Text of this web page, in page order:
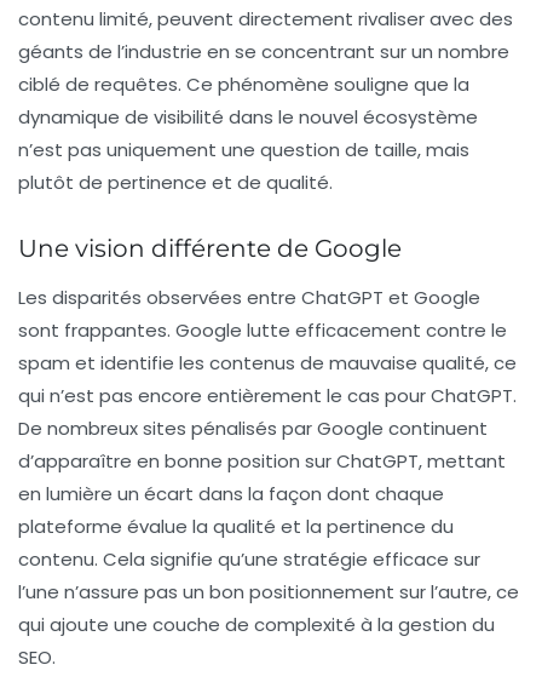
contenu limité, peuvent directement rivaliser avec des
géants de l’industrie en se concentrant sur un nombre
ciblé de requêtes. Ce phénomène souligne que la
dynamique de visibilité dans le nouvel écosystème
n’est pas uniquement une question de taille, mais
plutôt de pertinence et de qualité.
Une vision différente de Google
Les disparités observées entre ChatGPT et Google
sont frappantes. Google lutte efficacement contre le
spam et identifie les contenus de mauvaise qualité, ce
qui n’est pas encore entièrement le cas pour ChatGPT.
De nombreux sites pénalisés par Google continuent
d’apparaître en bonne position sur ChatGPT, mettant
en lumière un écart dans la façon dont chaque
plateforme évalue la qualité et la pertinence du
contenu. Cela signifie qu’une stratégie efficace sur
l’une n’assure pas un bon positionnement sur l’autre, ce
qui ajoute une couche de complexité à la gestion du
SEO.